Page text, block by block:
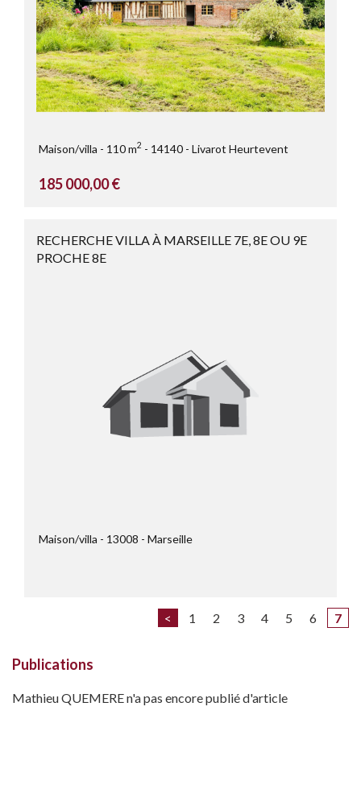
Maison/villa 110 m2 14140 Livarot Heurtevent
185 000,00 €
RECHERCHE VILLA À MARSEILLE 7E, 8E OU 9E
PROCHE 8E
Maison/villa 13008 Marseille
< 1 2 3 4 5 6 7
Publications
Mathieu QUEMERE n'a pas encore publié d'article